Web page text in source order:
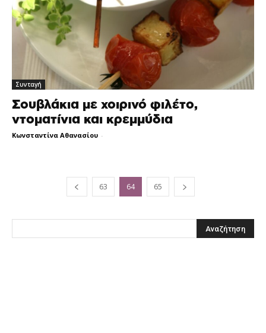
Συνταγή
Σουβλάκια με χοιρινό φιλέτο,
ντοματίνια και κρεμμύδια
Κωνσταντίνα Αθανασίου -
63 64 65